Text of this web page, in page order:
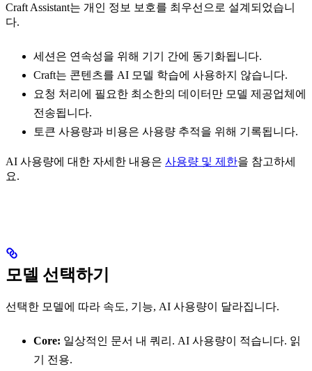
Craft Assistant는 개인 정보 보호를 최우선으로 설계되었습니
다.
세션은 연속성을 위해 기기 간에 동기화됩니다.
Craft는 콘텐츠를 AI 모델 학습에 사용하지 않습니다.
요청 처리에 필요한 최소한의 데이터만 모델 제공업체에
전송됩니다.
토큰 사용량과 비용은 사용량 추적을 위해 기록됩니다.
AI 사용량에 대한 자세한 내용은 사용량 및 제한을 참고하세
요.
모델 선택하기
선택한 모델에 따라 속도, 기능, AI 사용량이 달라집니다.
Core: 일상적인 문서 내 쿼리. AI 사용량이 적습니다. 읽
기 전용.